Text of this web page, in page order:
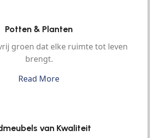
Potten & Planten
groen dat elke ruimte tot leven
brengt.
Read More
van Kwaliteit